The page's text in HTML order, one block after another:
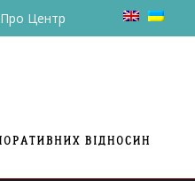
Про Центр